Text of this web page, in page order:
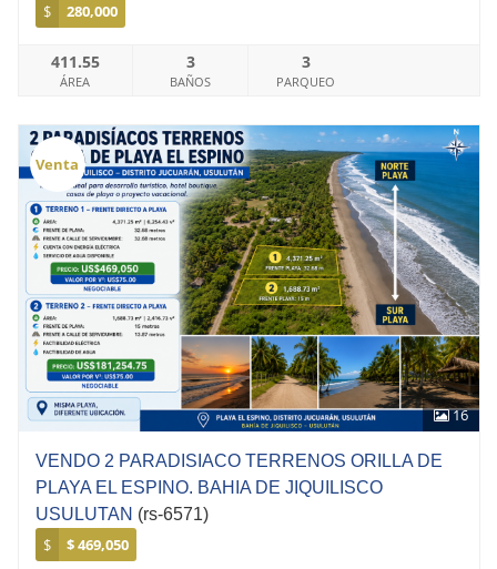
$ 280,000
411.55
ÁREA
3
BAÑOS
3
PARQUEO
16
Venta
VENDO 2 PARADISIACO TERRENOS ORILLA DE
PLAYA EL ESPINO. BAHIA DE JIQUILISCO
USULUTAN (rs-6571)
$ $ 469,050